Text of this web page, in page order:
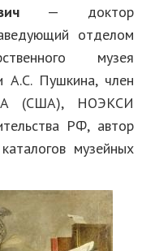
— доктор
отделом
музея
А.С. Пушкина, член
(США), НОЭКСИ
РФ, автор
музейных